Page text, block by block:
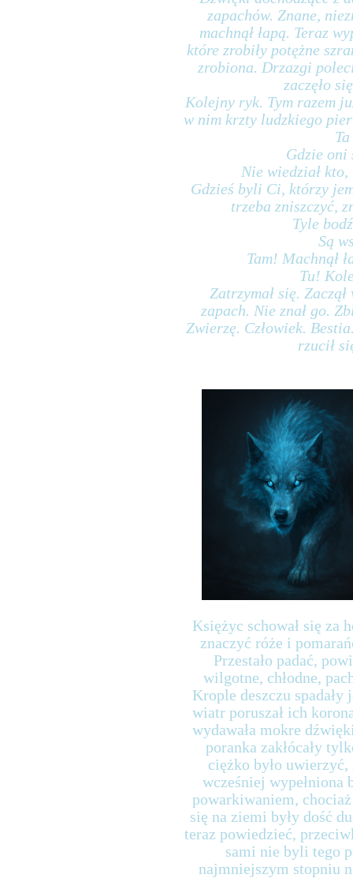
zapachów. Znane,
machnął łapą. Teraz
które zrobiły potężne
zrobiona. Drzazgi
zaczęło
Kolejny ryk. Tym razem
w nim krzty ludzkiego
Gdzie oni
Nie wiedział kto,
Gdzieś byli Ci, którzy
trzeba zniszczyć,
Tyle
Są
Tam! Machnął
Tu!
Zatrzymał się.
zapach. Nie znał go.
Zwierzę. Człowiek.
rzucił
Księżyc schował się za
znaczyć róże i
Przestało padać,
wilgotne, chłodne,
Krople deszczu
wiatr poruszał ich
wydawała mokre
poranka zakłócały
ciężko było
wcześniej
powarkiwaniem,
się na ziemi były dość
teraz powiedzieć,
sami nie byli tego
najmniejszym stopniu